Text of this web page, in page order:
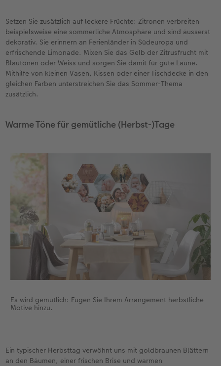
Setzen Sie zusätzlich auf leckere Früchte: Zitronen verbreiten
beispielsweise eine sommerliche Atmosphäre und sind äusserst
dekorativ. Sie erinnern an Ferienländer in Südeuropa und
erfrischende Limonade. Mixen Sie das Gelb der Zitrusfrucht mit
Blautönen oder Weiss und sorgen Sie damit für gute Laune.
Mithilfe von kleinen Vasen, Kissen oder einer Tischdecke in den
gleichen Farben unterstreichen Sie das Sommer-Thema
zusätzlich.
Warme Töne für gemütliche (Herbst-)Tage
Es wird gemütlich: Fügen Sie Ihrem Arrangement herbstliche
Motive hinzu.
Ein typischer Herbsttag verwöhnt uns mit goldbraunen Blättern
an den Bäumen, einer frischen Brise und warmen